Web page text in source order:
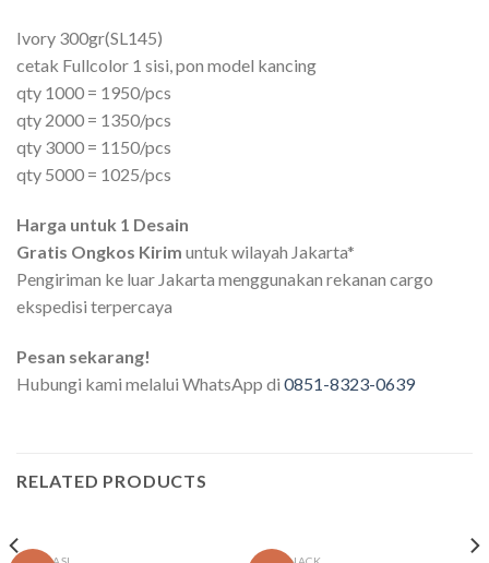
Ivory 300gr(SL145)
cetak Fullcolor 1 sisi, pon model kancing
qty 1000 = 1950/pcs
qty 2000 = 1350/pcs
qty 3000 = 1150/pcs
qty 5000 = 1025/pcs
Harga untuk 1 Desain
Gratis Ongkos Kirim untuk wilayah Jakarta*
Pengiriman ke luar Jakarta menggunakan rekanan cargo
ekspedisi terpercaya
Pesan sekarang!
Hubungi kami melalui WhatsApp di 0851-8323-0639
RELATED PRODUCTS